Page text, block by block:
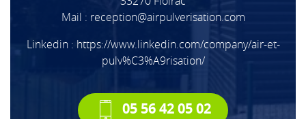
Mail : reception@airpulverisation.com
Linkedin : https://www.linkedin.com/company/air-et-
pulv%C3%A9risation/
05 56 42 05 02